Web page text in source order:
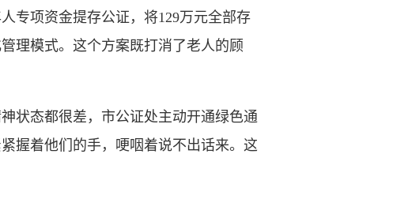
专项资金提存公证，将129万元全部存
理模式。这个方案既打消了老人的顾
态都很差，市公证处主动开通绿色通
握着他们的手，哽咽着说不出话来。这